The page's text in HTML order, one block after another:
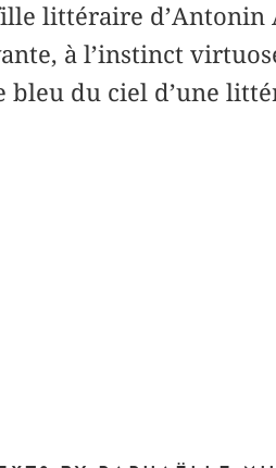
littéraire d’Antonin
à l’instinct
bleu du ciel d’une